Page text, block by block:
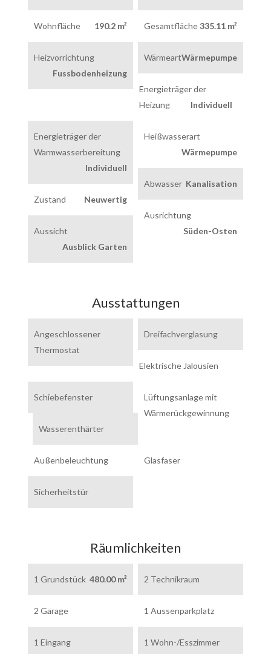
Wohnfläche 190.2 m² Gesamtfläche 335.11 m²
Heizvorrichtung
Fussbodenheizung
WärmeartWärmepumpe
Energieträger der
Heizung
Individuell
Heißwasserart
Wärmepumpe
Energieträger der
Warmwasserbereitung
Individuell
Abwasser Kanalisation
Zustand
Neuwertig
Ausrichtung
Süden-Osten
Aussicht
Ausblick Garten
Ausstattungen
Angeschlossener
Thermostat
Dreifachverglasung
Elektrische Jalousien
Lüftungsanlage mit
Wärmerückgewinnung
Schiebefenster
Wasserenthärter
Außenbeleuchtung Glasfaser
Sicherheitstür
Räumlichkeiten
1 Grundstück 480.00 m² 2 Technikraum
2 Garage 1 Aussenparkplatz
1 Eingang 1 Wohn-/Esszimmer